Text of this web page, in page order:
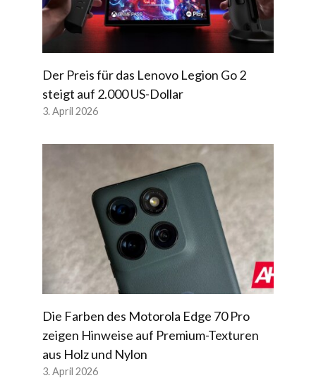
Der Preis für das Lenovo Legion Go 2
steigt auf 2.000 US-Dollar
3. April 2026
Die Farben des Motorola Edge 70 Pro
zeigen Hinweise auf Premium-Texturen
aus Holz und Nylon
3. April 2026